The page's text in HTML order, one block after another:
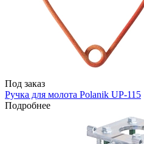
Под заказ
Ручка для молота Polanik UP-115
Подробнее